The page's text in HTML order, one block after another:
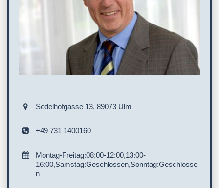
Sedelhofgasse 13, 89073 Ulm
+49 731 1400160
Montag-Freitag:08:00-12:00,13:00-
16:00,Samstag:Geschlossen,Sonntag:Geschlosse
n